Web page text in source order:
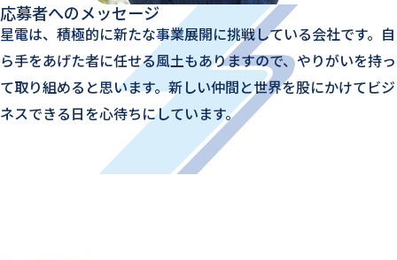
応募者へのメッセージ
星電は、積極的に新たな事業展開に挑戦している会社です。自
ら手をあげた者に任せる風土もありますので、やりがいを持っ
て取り組めると思います。新しい仲間と世界を股にかけてビジ
ネスできる日を心待ちにしています。